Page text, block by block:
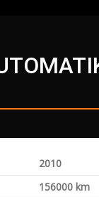
2010
156000 km